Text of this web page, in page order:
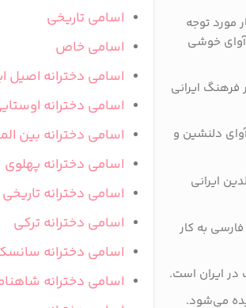
مورد توجه
آوای خوشی
فرهنگ ایرانی
دلنشین و
ایرانی
به کار
در ایران است.
می‌شود.
اسامی تاریخی
اسامی خاص
اسامی دخترانه اصیل
اسامی دخترانه
اسامی دخترانه بین
اسامی دخترانه پهلوی
اسامی دخترانه تاریخی
اسامی دخترانه ترکی
اسامی دخترانه
اسامی دخترانه